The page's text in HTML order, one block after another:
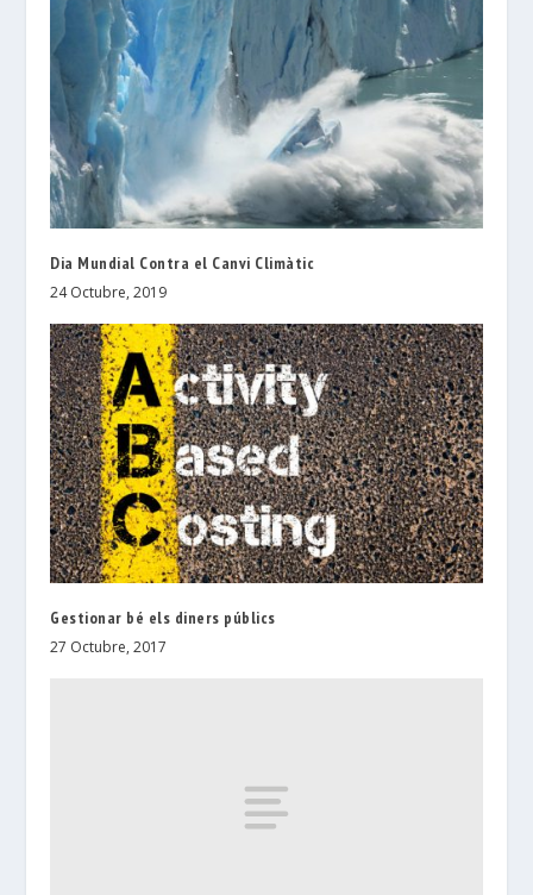
Dia Mundial Contra el Canvi Climàtic
24 Octubre, 2019
Gestionar bé els diners públics
27 Octubre, 2017